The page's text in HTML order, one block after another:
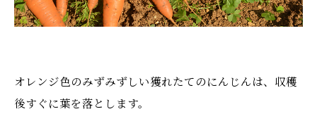
オレンジ色のみずみずしい獲れたてのにんじんは、収穫
後すぐに葉を落とします。